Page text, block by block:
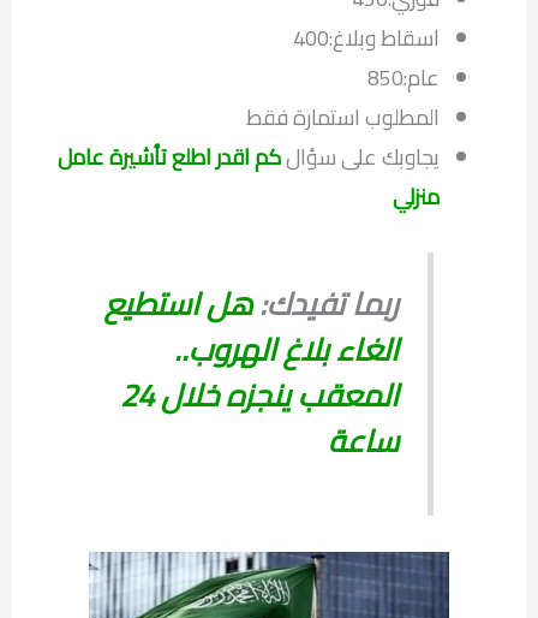
اسقاط وبلاغ:400
عام:850
المطلوب استمارة فقط
يجاوبك على سؤالكم اقدر اطلع تأشيرة عامل
منزلي
ربما تفيدك:هل استطيع
الغاء بلاغ الهروب..
المعقب ينجزه خلال 24
ساعة